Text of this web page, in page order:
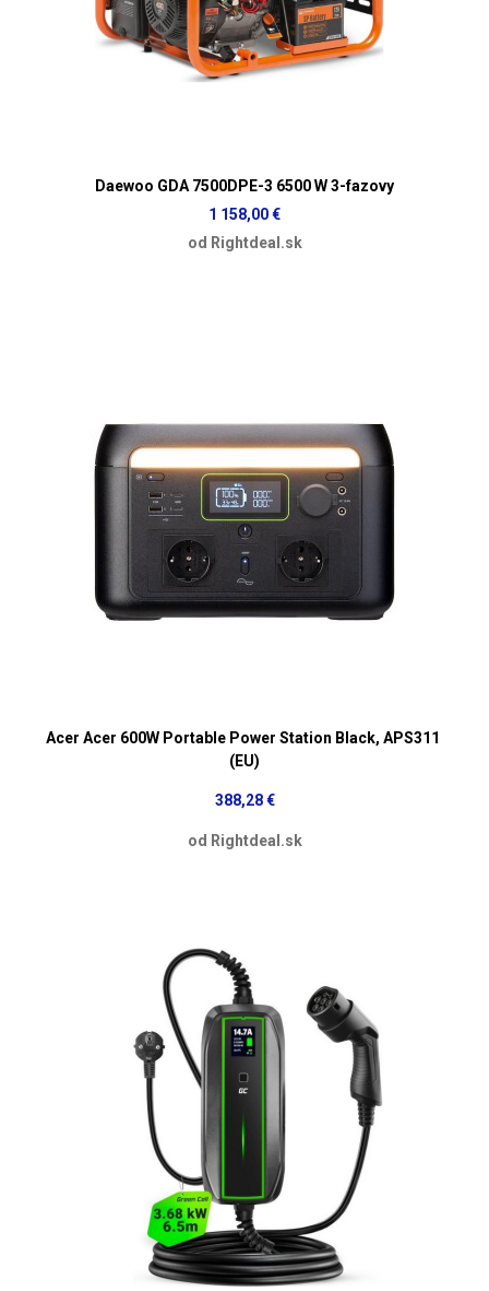
Daewoo GDA 7500DPE-3 6500 W 3-fazovy
1 158,00 €
od Rightdeal.sk
Acer Acer 600W Portable Power Station Black, APS311
(EU)
388,28 €
od Rightdeal.sk